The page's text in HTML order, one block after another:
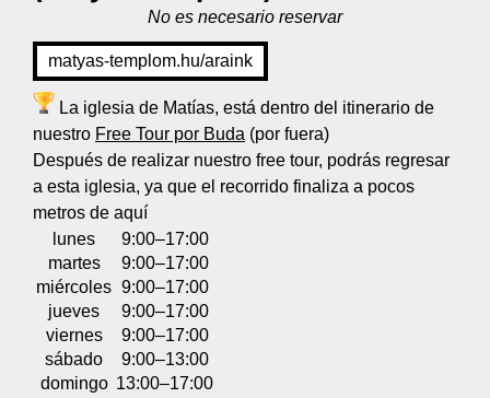
No es necesario reservar
matyas-templom.hu/araink
La iglesia de Matías, está dentro del itinerario de
nuestro Free Tour por Buda (por fuera)
Después de realizar nuestro free tour, podrás regresar
a esta iglesia, ya que el recorrido finaliza a pocos
metros de aquí
lunes
9:00–17:00
martes
9:00–17:00
miércoles 9:00–17:00
jueves
9:00–17:00
viernes
9:00–17:00
sábado
9:00–13:00
domingo 13:00–17:00